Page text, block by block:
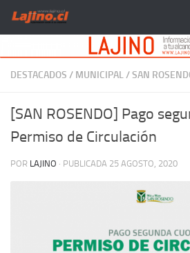
Saltar al contenido
DESTACADOS / MUNICIPAL/SAN
[SAN ROSENDO] Pago
Permiso de Circulación
POR LAJINO · PUBLICADA 25 AGOSTO, 2020